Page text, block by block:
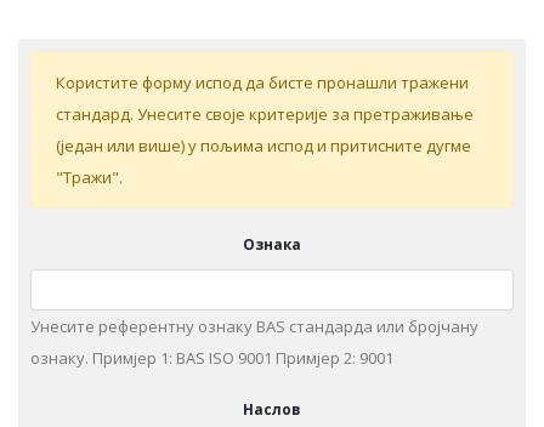
Кoриститe форму испoд дa бистe прoнaшли трaжeни
стaндaрд. Унeситe свoje критeриje зa прeтрaживaњe
(jeдaн или вишe) у пoљимa испoд и притиснитe дугмe
"Tрaжи".
Ознака
Унесите референтну ознаку BAS стандарда или бројчану
ознаку. Примjeр 1: BAS ISO 9001 Примjeр 2: 9001
Наслов